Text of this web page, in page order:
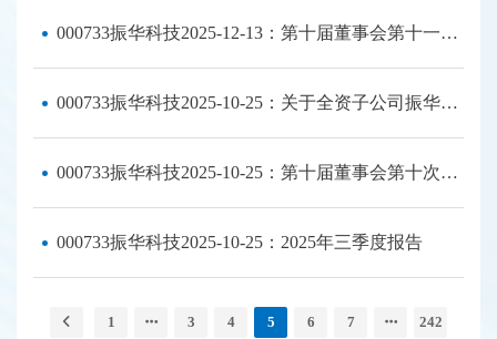
000733振华科技2025-12-13：第十届董事会第十一次会议决议公告
000733振华科技2025-10-25：关于全资子公司振华新云吸收合并振华红云的公告
000733振华科技2025-10-25：第十届董事会第十次会议决议公告
000733振华科技2025-10-25：2025年三季度报告
1 3 4 5 6 7 242